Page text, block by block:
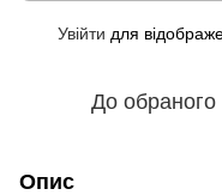
Увійти для
До обраного
Опис